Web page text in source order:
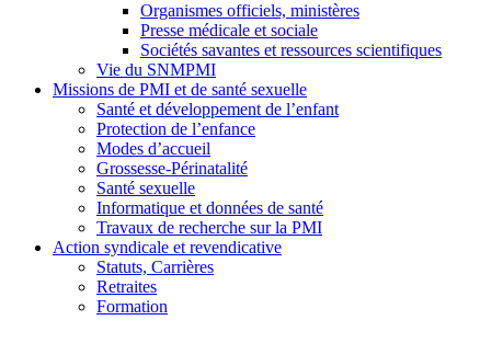
Organismes officiels, ministères
Presse médicale et sociale
Sociétés savantes et ressources scientifiques
Vie du SNMPMI
Missions de PMI et de santé sexuelle
Santé et développement de l’enfant
Protection de l’enfance
Modes d’accueil
Grossesse-Périnatalité
Santé sexuelle
Informatique et données de santé
Travaux de recherche sur la PMI
Action syndicale et revendicative
Statuts, Carrières
Retraites
Formation